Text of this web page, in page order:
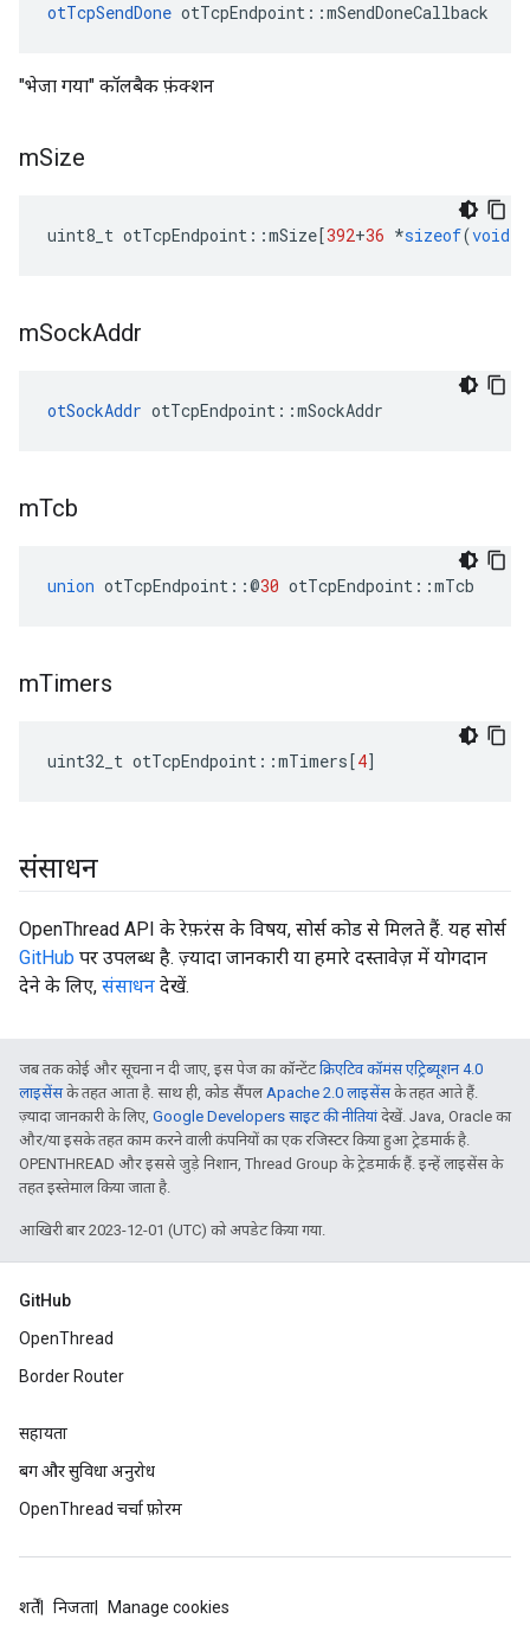
otTcpSendDone otTcpEndpoint ::mSendDoneCallback
"भेजा गया" कॉलबैक फ़ंक्शन
mSize
uint8_t otTcpEndpoint ::mSize[392+36 *sizeof(void
mSockAddr
otSockAddr otTcpEndpoint ::mSockAddr
mTcb
union otTcpEndpoint ::@30 otTcpEndpoint ::mTcb
mTimers
uint32_t otTcpEndpoint ::mTimers[4]
संसाधन
OpenThread API के रेफ़रंस के विषय, सोर्स कोड से मिलते हैं. यह सोर्स
GitHub पर उपलब्ध है. ज़्यादा जानकारी या हमारे दस्तावेज़ में योगदान
देने के लिए, संसाधन देखें.
जब तक कोई और सूचना न दी जाए, इस पेज का कॉन्टेंटक्रिएटिव कॉमंस एट्रिब्यूशन 4.0
लाइसेंसके तहत आता है. साथ ही, कोड सैंपलApache 2.0 लाइसेंसके तहत आते हैं.
ज़्यादा जानकारी के लिए, Google Developers साइट की नीतियांदेखें. Java, Oracle का
और/या इसके तहत काम करने वाली कंपनियों का एक रजिस्टर किया हुआ ट्रेडमार्क है.
OPENTHREAD और इससे जुड़े निशान, Thread Group के ट्रेडमार्क हैं. इन्हें लाइसेंस के
तहत इस्तेमाल किया जाता है.
आखिरी बार 2023-12-01 (UTC) को अपडेट किया गया.
GitHub
OpenThread
Border Router
सहायता
बग और सुविधा अनुरोध
OpenThread चर्चा फ़ोरम
शर्तें निजता Manage cookies